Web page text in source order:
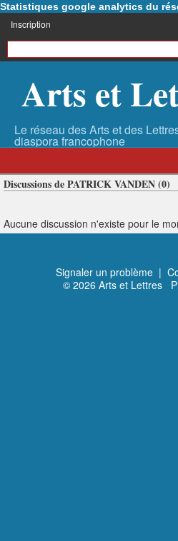
Statistiques google analytics du
Inscription
Arts et
Discussions de PATRICK VANDEN (0)
Aucune discussion n'existe pour le
Signaler un problème |
© 2026 Arts et Lettres